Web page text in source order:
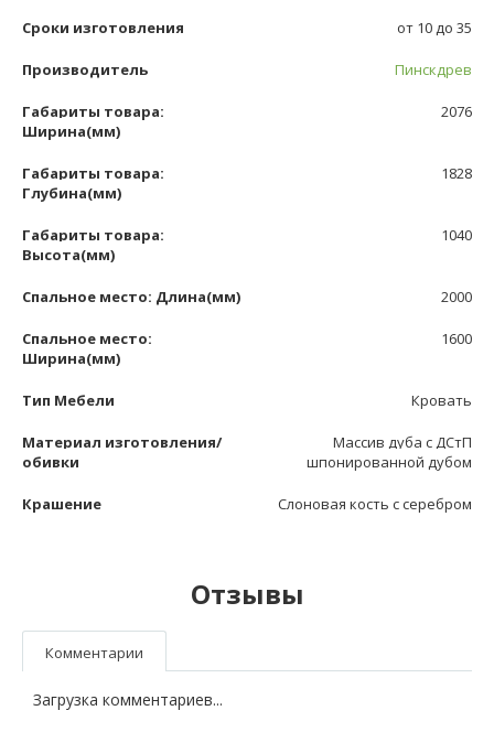
Сроки изготовления от 10 до 35
Производитель Пинскдрев
Габариты товара:
Ширина(мм)
2076
Габариты товара:
Глубина(мм)
1828
Габариты товара:
Высота(мм)
1040
Спальное место: Длина(мм) 2000
Спальное место:
Ширина(мм)
1600
Тип Мебели Кровать
Материал изготовления/
обивки
Массив дуба с ДСтП
шпонированной дубом
Крашение Слоновая кость с серебром
Отзывы
Комментарии
Загрузка комментариев...